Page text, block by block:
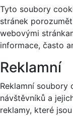
Tyto soubory
stránek
webovými
informace, často
Reklamní
Reklamní soubory
návštěvníků a
reklamy, které